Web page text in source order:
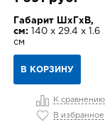
Габарит ШхГхВ,
см: 140 х 29.4 х 1.6
см
В КОРЗИНУ
К сравнению
В избранное